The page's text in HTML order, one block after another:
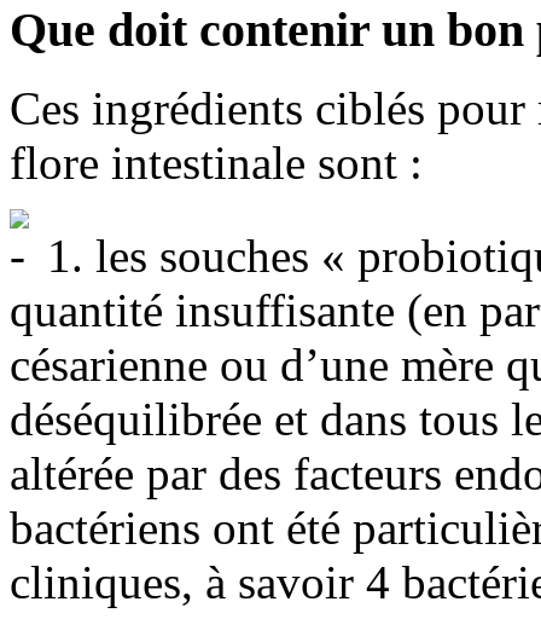
Que doit contenir un
Ces ingrédients ciblés
flore intestinale sont :
1. les souches «
quantité insuffisante (en
césarienne ou d’une mère
déséquilibrée et dans tous
altérée par des facteurs
bactériens ont été
cliniques, à savoir 4